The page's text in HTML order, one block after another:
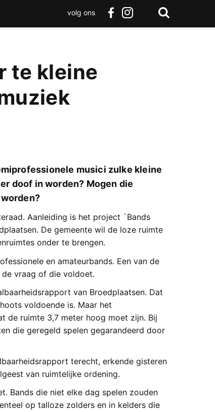
volg ons
te kleine
musici zulke kleine
doof in worden? Mogen die
Aanleiding is het project `Bands
De gemeente wil de loze ruimte
onder te brengen.
en amateurbands. Een van de
vraag of die voldoet.
van Broedplaatsen. Dat
voldoende is. Maar het
de ruimte 3,7 meter hoog moet zijn. Bij
die geregeld spelen gegarandeerd door
terecht, erkende gisteren
van ruimtelijke ordening.
Bands die niet elke dag spelen zouden
op talloze zolders en in kelders die
Zoeken
Terug